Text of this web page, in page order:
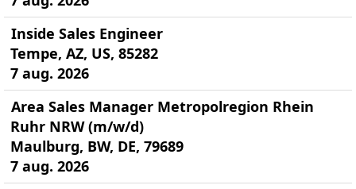
Inside Sales Engineer
Tempe, AZ, US, 85282
7 aug. 2026
Area Sales Manager Metropolregion Rhein
Ruhr NRW (m/w/d)
Maulburg, BW, DE, 79689
7 aug. 2026